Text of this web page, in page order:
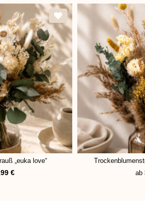
„euka love“
€
ab